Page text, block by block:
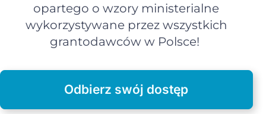
opartego o wzory ministerialne
wykorzystywane przez wszystkich
grantodawców w Polsce!
Odbierz swój dostęp